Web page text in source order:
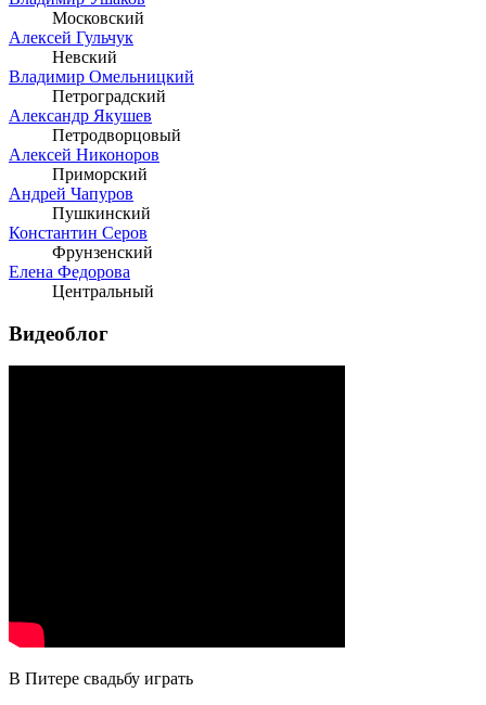
Московский
Алексей Гульчук
Невский
Владимир Омельницкий
Петроградский
Александр Якушев
Петродворцовый
Алексей Никоноров
Приморский
Андрей Чапуров
Пушкинский
Константин Серов
Фрунзенский
Елена Федорова
Центральный
Видеоблог
В Питере свадьбу играть